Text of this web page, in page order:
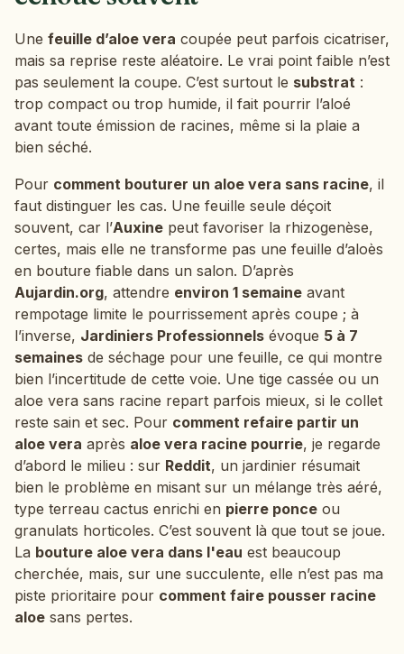
Une feuille d’aloe vera coupée peut parfois cicatriser,
mais sa reprise reste aléatoire. Le vrai point faible n’est
pas seulement la coupe. C’est surtout le substrat :
trop compact ou trop humide, il fait pourrir l’aloé
avant toute émission de racines, même si la plaie a
bien séché.
Pour comment bouturer un aloe vera sans racine, il
faut distinguer les cas. Une feuille seule déçoit
souvent, car l’Auxine peut favoriser la rhizogenèse,
certes, mais elle ne transforme pas une feuille d’aloès
en bouture fiable dans un salon. D’après
Aujardin.org, attendre environ 1 semaine avant
rempotage limite le pourrissement après coupe ; à
l’inverse, Jardiniers Professionnels évoque 5 à 7
semaines de séchage pour une feuille, ce qui montre
bien l’incertitude de cette voie. Une tige cassée ou un
aloe vera sans racine repart parfois mieux, si le collet
reste sain et sec. Pour comment refaire partir un
aloe vera après aloe vera racine pourrie, je regarde
d’abord le milieu : sur Reddit, un jardinier résumait
bien le problème en misant sur un mélange très aéré,
type terreau cactus enrichi en pierre ponce ou
granulats horticoles. C’est souvent là que tout se joue.
La bouture aloe vera dans l'eau est beaucoup
cherchée, mais, sur une succulente, elle n’est pas ma
piste prioritaire pour comment faire pousser racine
aloe sans pertes.